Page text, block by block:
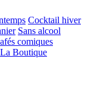
Cocktail hiver
Sans alcool
comiques
La Boutique